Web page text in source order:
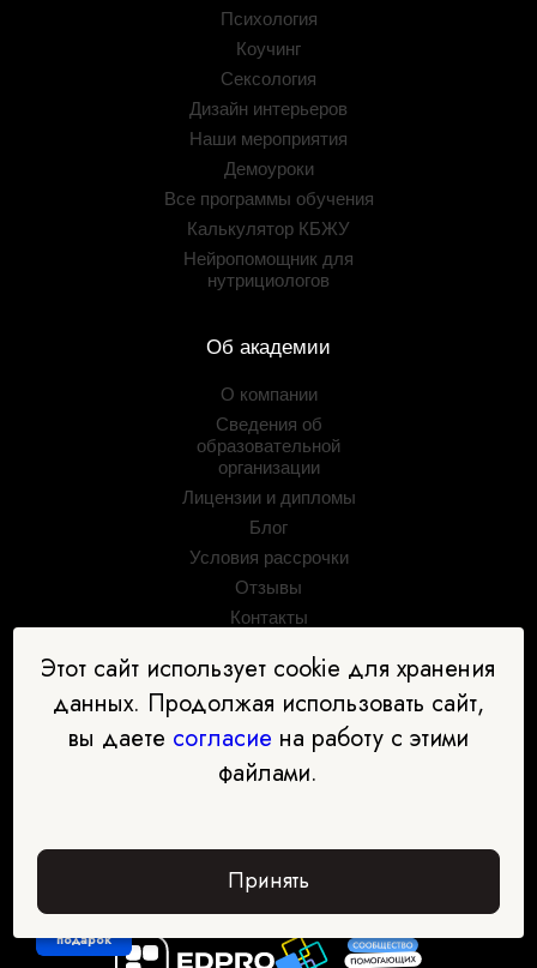
подарок
Психология
Коучинг
Сексология
Дизайн интерьеров
Наши мероприятия
Демоуроки
Все программы обучения
Калькулятор КБЖУ
Нейропомощник для
нутрициологов
Об академии
О компании
Сведения об
образовательной
организации
Лицензии и дипломы
Блог
Условия рассрочки
Отзывы
Контакты
Партнёрская программа
Партнёры
Этот сайт использует cookie для хранения
данных. Продолжая использовать сайт,
вы даете согласие на работу с этими
файлами.
Принять